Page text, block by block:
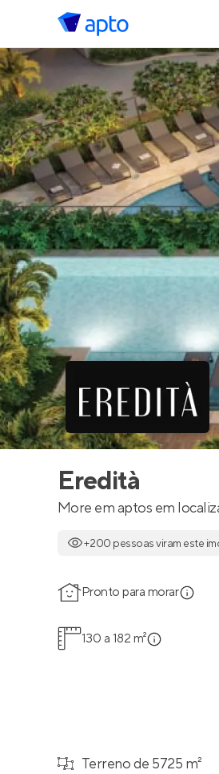
Eredità
More em aptos em
+200 pessoas viram este
Pronto para morar
130 a 182 m²
Terreno de 5725 m²